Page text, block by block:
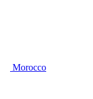
Morocco